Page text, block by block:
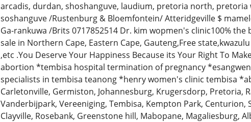
arcadis, durdan, shoshanguve, laudium, pretoria north,
soshanguve /Rustenburg & Bloemfontein/ Atteridgeville $
Ga-rankuwa /Brits 0717852514 Dr. kim wopmen's clinic100%
sale in Northern Cape, Eastern Cape, Gauteng,Free
,etc .You Deserve Your Happiness Because its Your Right To
abortion *tembisa hospital termination of pregnancy
specialists in tembisa teanong *henry women's clinic tembisa
Carletonville, Germiston, Johannesburg, Krugersdorp, Pretoria,
Vanderbijpark, Vereeniging, Tembisa, Kempton Park,
Clayville, Rosebank, Greenstone hill, Mabopane, Magaliesburg,